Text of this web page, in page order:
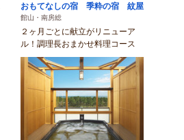
おもてなしの宿 季粋の宿 紋屋
館山・南房総
２ヶ月ごとに献立がリニューア
ル！調理長おまかせ料理コース